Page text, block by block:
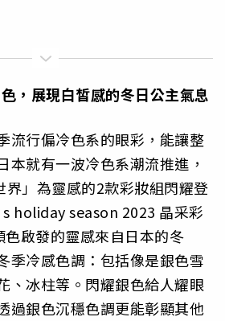
，展現白皙感的冬日公主氣息
流行偏冷色系的眼彩，能讓整
本就有一波冷色系潮流推進，
界」為靈感的2款彩妝組閃耀登
holiday season 2023 晶采彩
啟發的靈感來自日本的冬
季冷感色調：包括像是銀色雪
、冰柱等。閃耀銀色給人耀眼
過銀色沉穩色調更能彰顯其他